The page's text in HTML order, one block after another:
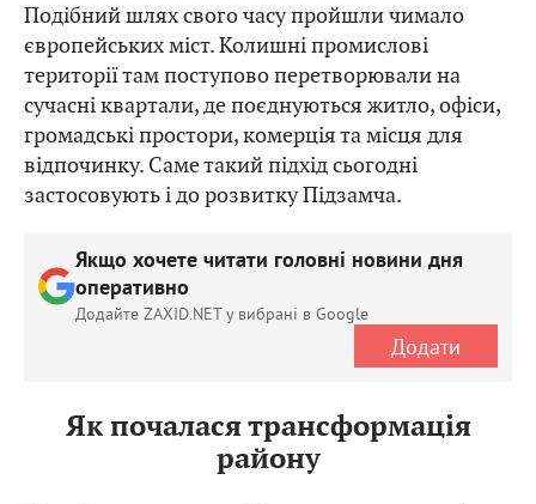
Подібний шлях свого часу пройшли чимало
європейських міст. Колишні промислові
території там поступово перетворювали на
сучасні квартали, де поєднуються житло, офіси,
громадські простори, комерція та місця для
відпочинку. Саме такий підхід сьогодні
застосовують і до розвитку Підзамча.
Якщо хочете читати головні новини дня
оперативно
Додайте ZAXID.NET у вибрані в Google
Додати
Як почалася трансформація
району